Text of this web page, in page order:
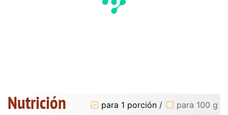
Nutrición para 1 porción / para 100 g